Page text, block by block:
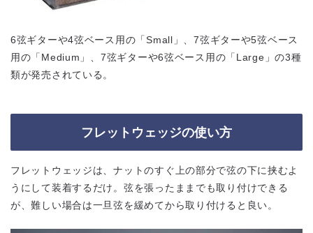
6弦ギターや4弦ベース用の「Small」、7弦ギターや5弦ベース
用の「Medium」、7弦ギターや6弦ベース用の「Large」の3種
類が発売されている。
フレットウェッジの使い方
フレットウェッジは、ナットのすぐ上の部分で弦の下に挟むよ
うにして装着するだけ。弦を張ったままでも取り付けできる
が、難しい場合は一旦弦を緩めてから取り付けると良い。